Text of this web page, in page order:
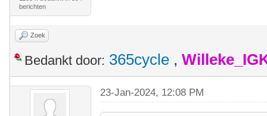
berichten
Zoek
Bedankt door: 365cycle ,
23-Jan-2024, 12:08 PM